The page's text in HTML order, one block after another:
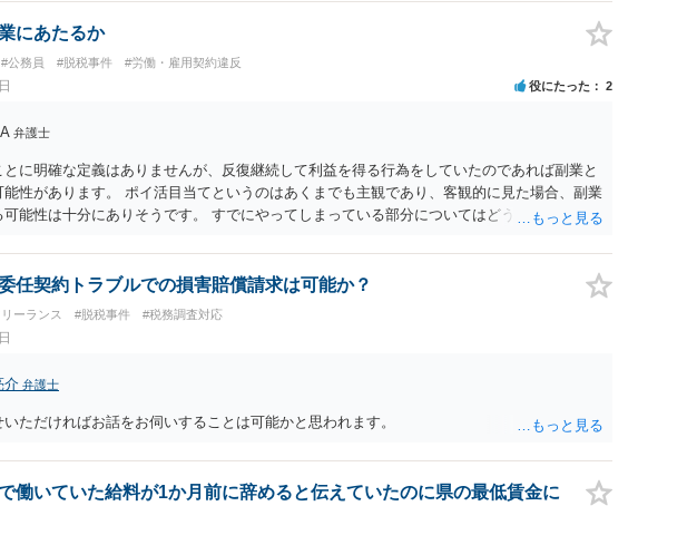
にあたるか
#公務員 #脱税事件 #労働・雇用契約違反
役にたった 2
弁護士
に明確な定義はありませんが、反復継続して利益を得る行為をしていたのであれば副業と
能性があります。 ポイ活目当てというのはあくまでも主観であり、客観的に見た場合、副業
可能性は十分にありそうです。 すでにやってしまっている部分についてはどうしようもあり
任契約トラブルでの損害賠償請求は可能か？
ーランス #脱税事件 #税務調査対応
介 弁護士
ただければお話をお伺いすることは可能かと思われます。
働いていた給料が1か月前に辞めると伝えていたのに県の最低賃金に